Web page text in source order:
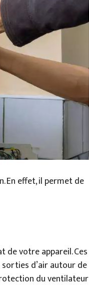
En effet, il permet de
de votre appareil. Ces
d’air autour de
du ventilateur